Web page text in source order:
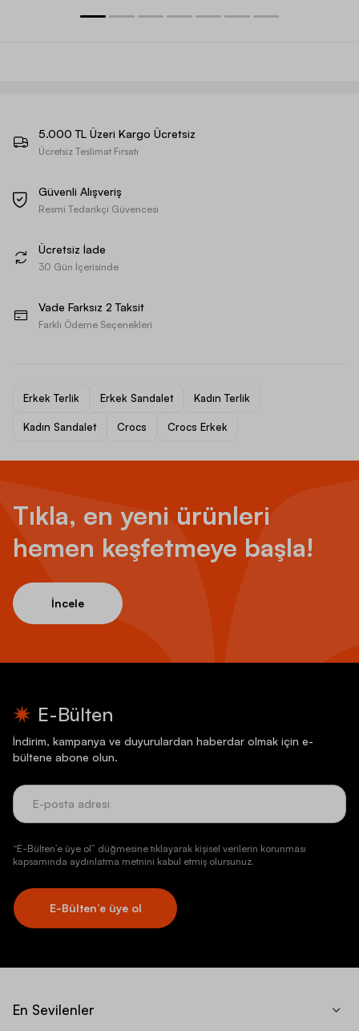
5.000 TL Üzeri Kargo Ücretsiz
Ücretsiz Teslimat Fırsatı
Güvenli Alışveriş
Resmi Tedarikçi Güvencesi
Ücretsiz İade
30 Gün İçerisinde
Vade Farksız 2 Taksit
Farklı Ödeme Seçenekleri
Erkek Terlik Erkek Sandalet Kadın Terlik
Kadın Sandalet Crocs Crocs Erkek
Tıkla, en yeni ürünleri
hemen keşfetmeye başla!
İncele
E-Bülten
İndirim, kampanya ve duyurulardan haberdar olmak için e-
bültene abone olun.
“E-Bülten’e üye ol” düğmesine tıklayarak kişisel verilerin korunması
kapsamında aydınlatma metnini kabul etmiş olursunuz.
E-Bülten’e üye ol
En Sevilenler